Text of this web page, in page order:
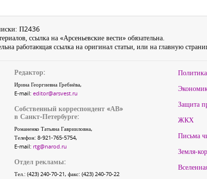
П2436
ссылка на «Арсеньевские вести» обязательна.
работающая ссылка на оригинал статьи, или на главную
Редактор:
Ирина Георгиевна Гребнёва,
E-mail: editor@arsvest.ru
Собственный корреспондент «АВ»
в Санкт-Петербурге:
Романенко Татьяна Гаврииловна,
Телефон: 8-921-765-5754,
E-mail: rtg@narod.ru
Отдел рекламы:
Тел.: (423) 240-70-21, факс: (423) 240-70-22
Политика
Защита
ЖКХ
Письма
Земля-